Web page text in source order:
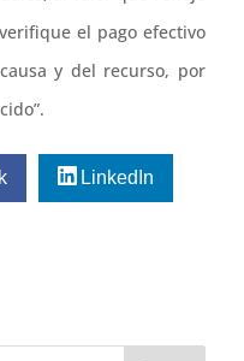
el pago efectivo
y del recurso, por
LinkedIn